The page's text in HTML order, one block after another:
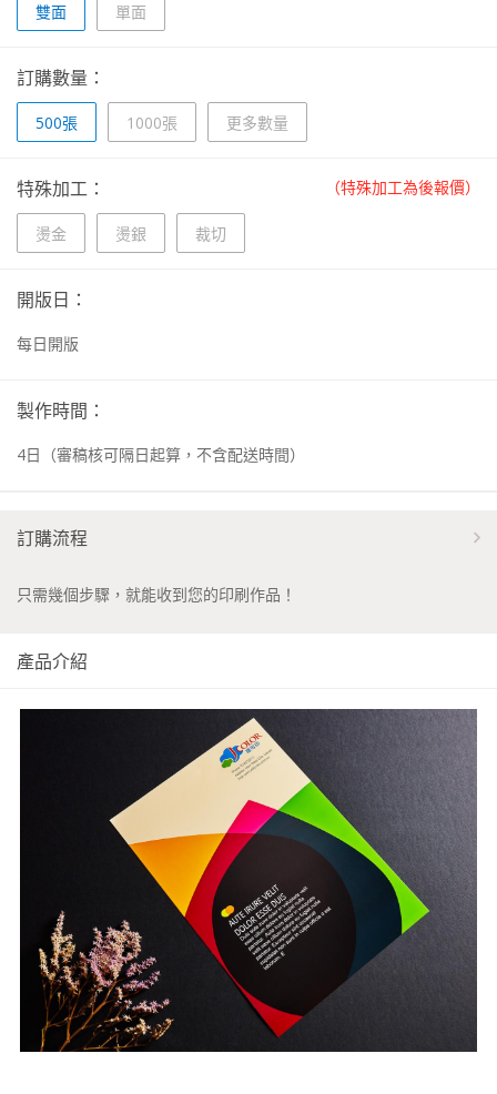
雙面 單面
訂購數量：
500張 1000張 更多數量
特殊加工： （特殊加工為後報價）
燙金 燙銀 裁切
開版日：
每日開版
製作時間：
4日 （審稿核可隔日起算，不含配送時間）
訂購流程
只需幾個步驟，就能收到您的印刷作品！
產品介紹